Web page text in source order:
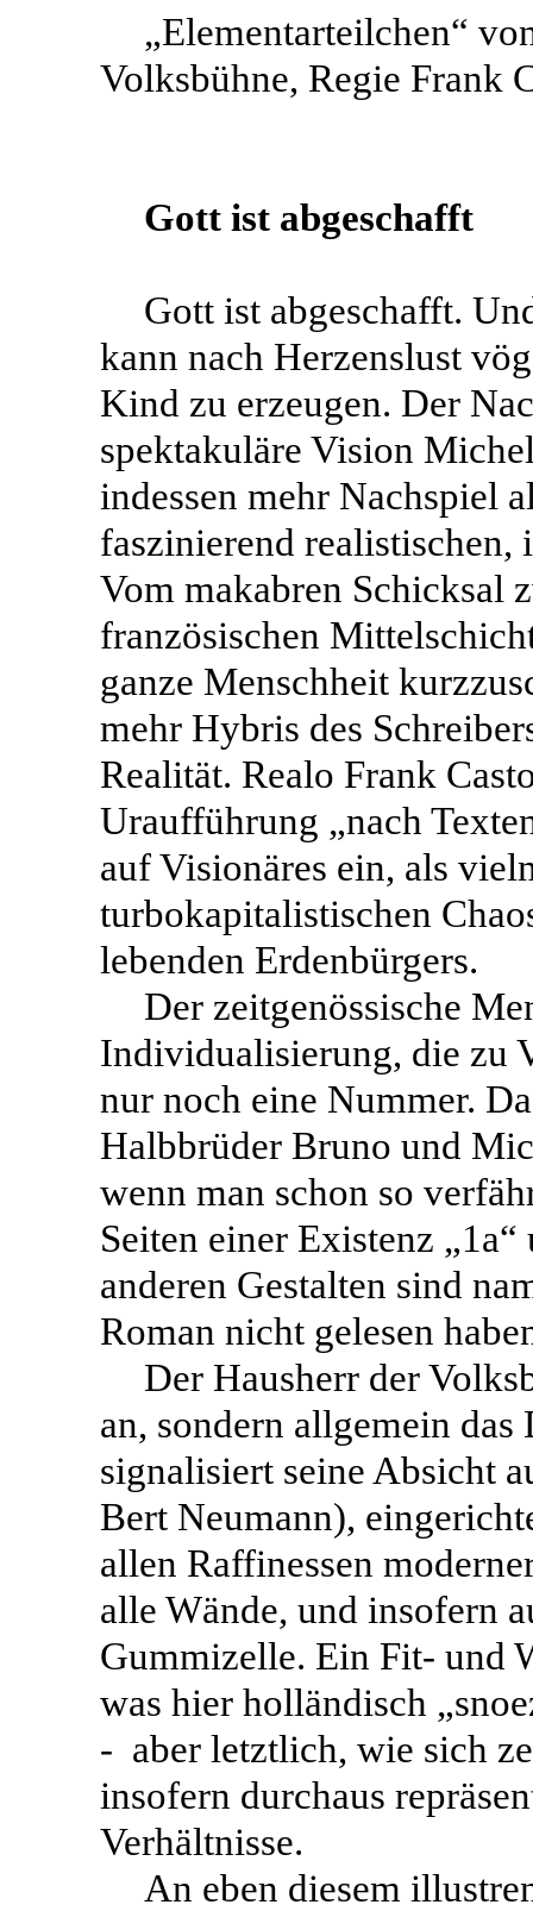
„Elementarteilchen“
Volksbühne, Regie Frank
Gott ist abgeschafft
Gott ist abgeschafft.
kann nach Herzenslust
Kind zu erzeugen. Der
spektakuläre Vision
indessen mehr Nachspiel
faszinierend realistischen,
Vom makabren Schicksal
französischen
ganze Menschheit
mehr Hybris des
Realität. Realo Frank
Uraufführung „nach
auf Visionäres ein, als
turbokapitalistischen
lebenden Erdenbürgers.
Der zeitgenössische
Individualisierung, die zu
nur noch eine Nummer.
Halbbrüder Bruno und
wenn man schon so
Seiten einer Existenz
anderen Gestalten sind
Roman nicht gelesen
Der Hausherr der
an, sondern allgemein
signalisiert seine Absicht
Bert Neumann),
allen Raffinessen
alle Wände, und insofern
Gummizelle. Ein Fit- und
was hier holländisch
- aber letztlich, wie sich
insofern durchaus
Verhältnisse.
An eben diesem